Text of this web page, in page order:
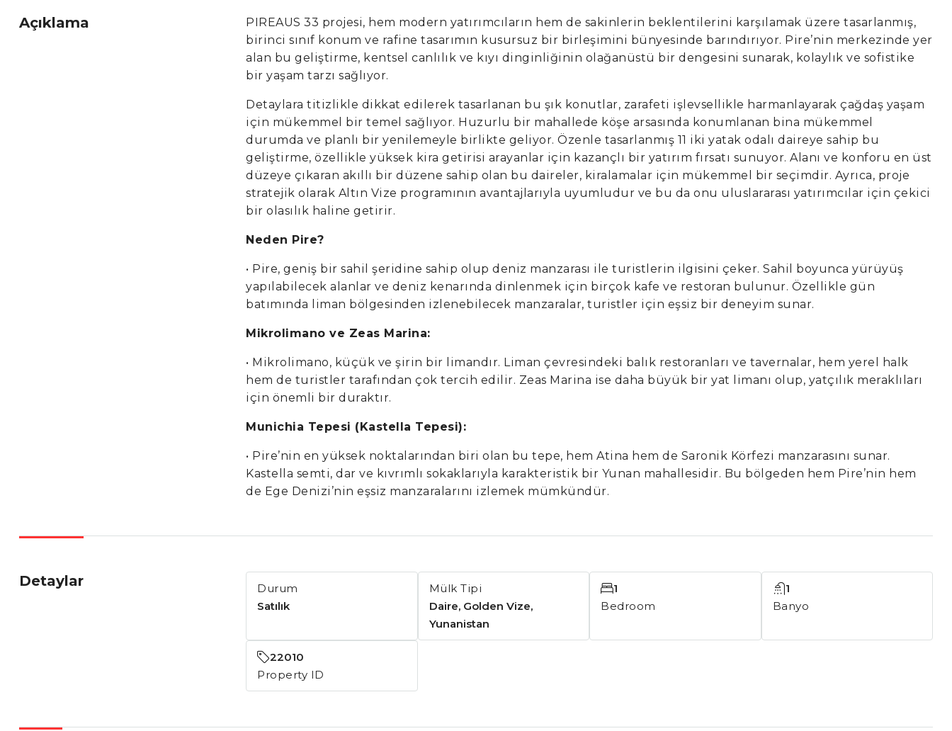
Açıklama
PIREAUS 33 projesi, hem modern yatırımcıların hem de sakinlerin beklentilerini karşılamak üzere tasarlanmış,
birinci sınıf konum ve rafine tasarımın kusursuz bir birleşimini bünyesinde barındırıyor. Pire’nin merkezinde yer
alan bu geliştirme, kentsel canlılık ve kıyı dinginliğinin olağanüstü bir dengesini sunarak, kolaylık ve sofistike
bir yaşam tarzı sağlıyor.
Detaylara titizlikle dikkat edilerek tasarlanan bu şık konutlar, zarafeti işlevsellikle harmanlayarak çağdaş yaşam
için mükemmel bir temel sağlıyor. Huzurlu bir mahallede köşe arsasında konumlanan bina mükemmel
durumda ve planlı bir yenilemeyle birlikte geliyor. Özenle tasarlanmış 11 iki yatak odalı daireye sahip bu
geliştirme, özellikle yüksek kira getirisi arayanlar için kazançlı bir yatırım fırsatı sunuyor. Alanı ve konforu en üst
düzeye çıkaran akıllı bir düzene sahip olan bu daireler, kiralamalar için mükemmel bir seçimdir. Ayrıca, proje
stratejik olarak Altın Vize programının avantajlarıyla uyumludur ve bu da onu uluslararası yatırımcılar için çekici
bir olasılık haline getirir.
Neden Pire?
• Pire, geniş bir sahil şeridine sahip olup deniz manzarası ile turistlerin ilgisini çeker. Sahil boyunca yürüyüş
yapılabilecek alanlar ve deniz kenarında dinlenmek için birçok kafe ve restoran bulunur. Özellikle gün
batımında liman bölgesinden izlenebilecek manzaralar, turistler için eşsiz bir deneyim sunar.
Mikrolimano ve Zeas Marina:
• Mikrolimano, küçük ve şirin bir limandır. Liman çevresindeki balık restoranları ve tavernalar, hem yerel halk
hem de turistler tarafından çok tercih edilir. Zeas Marina ise daha büyük bir yat limanı olup, yatçılık meraklıları
için önemli bir duraktır.
Munichia Tepesi (Kastella Tepesi):
• Pire’nin en yüksek noktalarından biri olan bu tepe, hem Atina hem de Saronik Körfezi manzarasını sunar.
Kastella semti, dar ve kıvrımlı sokaklarıyla karakteristik bir Yunan mahallesidir. Bu bölgeden hem Pire’nin hem
de Ege Denizi’nin eşsiz manzaralarını izlemek mümkündür.
Detaylar
Durum
Satılık
Mülk Tipi
Daire, Golden Vize,
Yunanistan
Bedroom
1
Banyo
1
Property ID
22010